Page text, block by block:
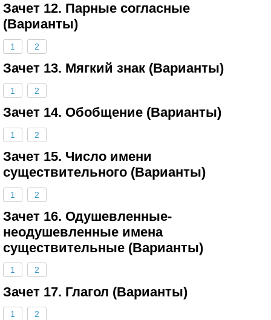
Зачет 12. Парные согласные
(Варианты)
1 2
Зачет 13. Мягкий знак (Варианты)
1 2
Зачет 14. Обобщение (Варианты)
1 2
Зачет 15. Число имени
существительного (Варианты)
1 2
Зачет 16. Одушевленные-
неодушевленные имена
существительные (Варианты)
1 2
Зачет 17. Глагол (Варианты)
1 2